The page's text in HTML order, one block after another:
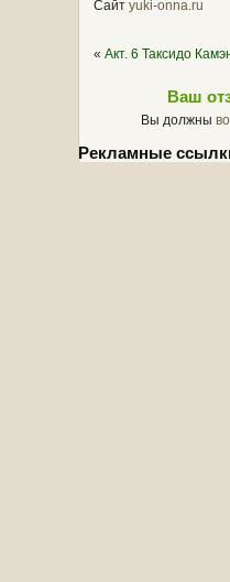
Сайт yuki-onna.ru
« Акт. 6 Таксидо
Ваш
Вы должны
Рекламные